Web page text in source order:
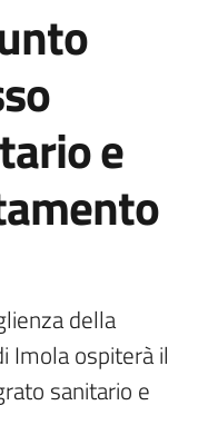
e
della
Imola ospiterà il
sanitario e